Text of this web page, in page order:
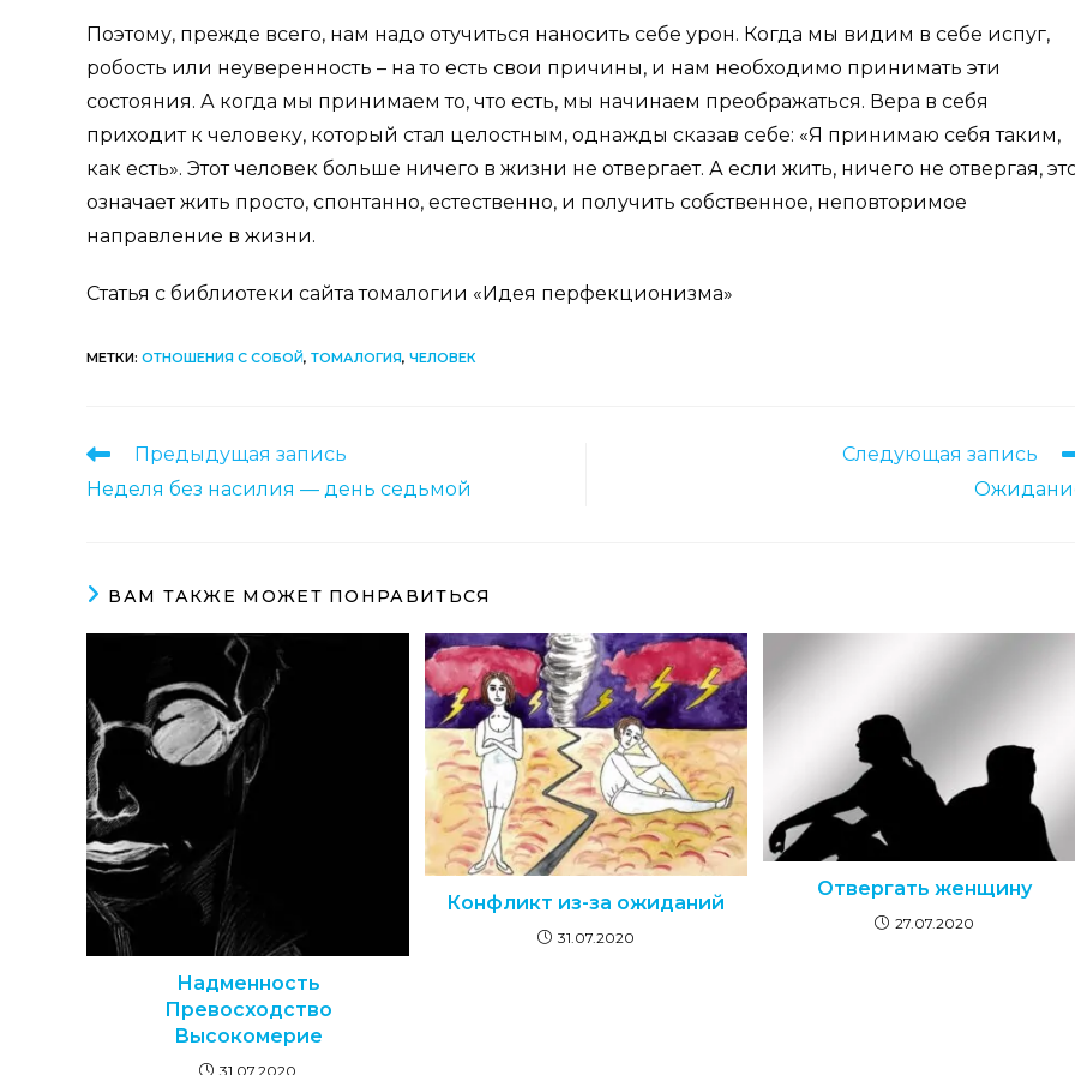
Поэтому, прежде всего, нам надо отучиться наносить себе урон. Когда мы видим в себе испуг,
робость или неуверенность – на то есть свои причины, и нам необходимо принимать эти
состояния. А когда мы принимаем то, что есть, мы начинаем преображаться. Вера в себя
приходит к человеку, который стал целостным, однажды сказав себе: «Я принимаю себя таким,
как есть». Этот человек больше ничего в жизни не отвергает. А если жить, ничего не отвергая,
означает жить просто, спонтанно, естественно, и получить собственное, неповторимое
направление в жизни.
Статья с библиотеки сайта томалогии «Идея перфекционизма»
МЕТКИ: ОТНОШЕНИЯ С СОБОЙ, ТОМАЛОГИЯ, ЧЕЛОВЕК
Еще
Предыдущая запись
Неделя без насилия — день седьмой
Следующая запись
ВАМ ТАКЖЕ МОЖЕТ ПОНРАВИТЬСЯ
Надменность
Превосходство
Высокомерие
31.07.2020
Конфликт из-за ожиданий
31.07.2020
Отвергать женщину
27.07.2020